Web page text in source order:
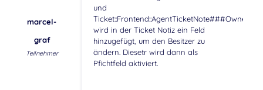
marcel-
graf
Teilnehmer
und
wird in der Ticket Notiz ein Feld
hinzugefügt, um den Besitzer zu
ändern. Diesetr wird dann als
Pfichtfeld aktiviert.